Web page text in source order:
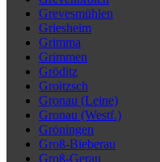
Grevesmühlen
Griesheim
Grimma
Grimmen
Gröditz
Groitzsch
Gronau (Leine)
Gronau (Westf.)
Gröningen
Groß-Bieberau
Groß-Gerau